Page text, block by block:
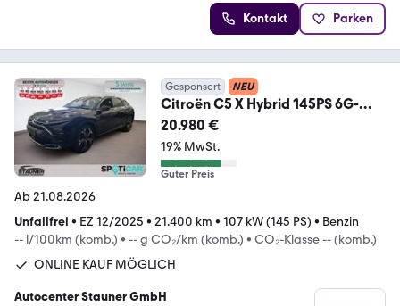
Kontakt Parken
Gesponsert NEU
Citroën C5 X Hybrid 145PS 6G-
DSG Plus *LEDER*SHZ*HUD*
20.980 €
19% MwSt.
Guter Preis
Ab 21.08.2026
Unfallfrei • EZ 12/2025 • 21.400 km • 107 kW (145 PS) • Benzin
-- l/100km (komb.) • -- g CO₂/km (komb.) • CO₂-Klasse -- (komb.)
ONLINE KAUF MÖGLICH
Autocenter Stauner GmbH